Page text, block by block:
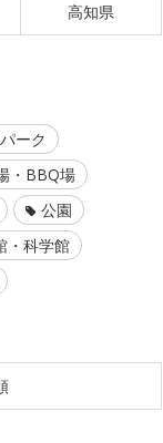
高知県
ーク
・BBQ場
公園
・科学館